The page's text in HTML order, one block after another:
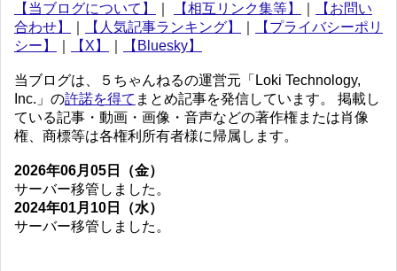
【当ブログについて】 【相互リンク集等】
【お問い
合わせ】
【人気記事ランキング】
【プライバシーポリ
シー】
【X】 【Bluesky】
当ブログは、５ちゃんねるの運営元「Loki Technology,
Inc.」の許諾を得て まとめ記事を発信しています。 掲載し
ている記事・動画・画像・音声などの著作権または肖像
権、商標等は各権利所有者様に帰属します。
2026年06月05日（金）
サーバー移管しました。
2024年01月10日（水）
サーバー移管しました。